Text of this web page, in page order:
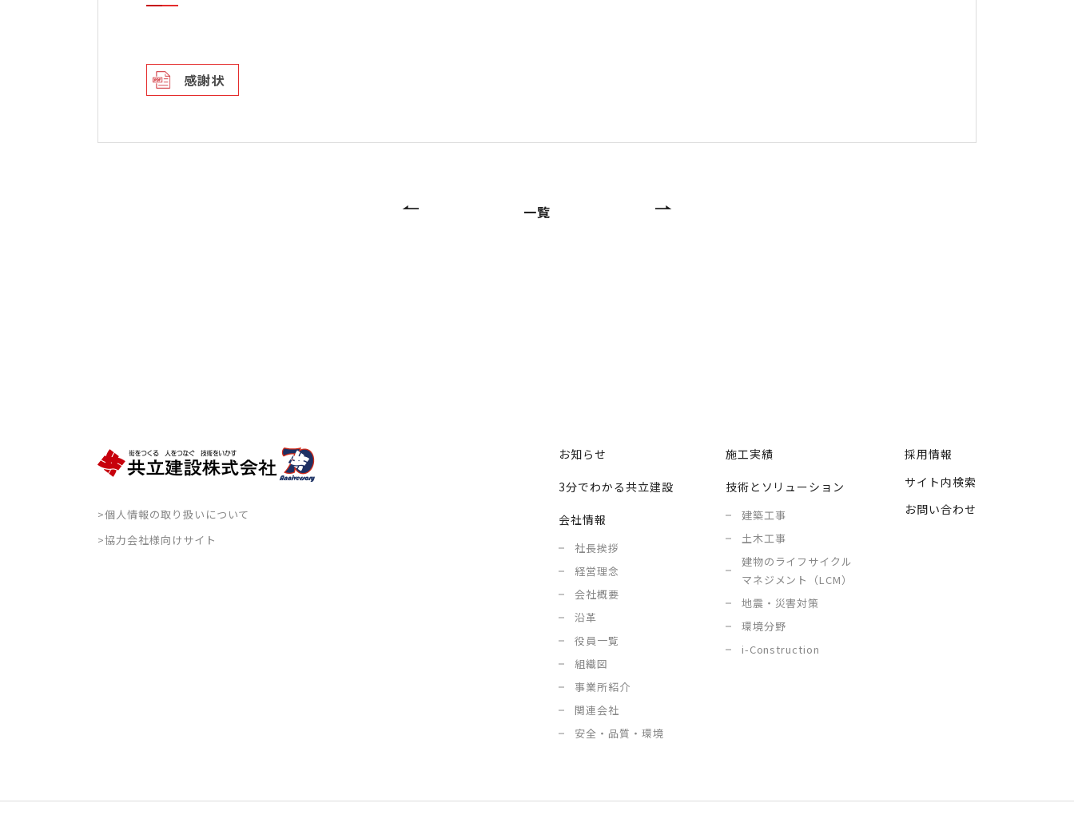
感謝状
一覧
>個人情報の取り扱いについて
>協力会社様向けサイト
お知らせ
3分でわかる共立建設
会社情報
社長挨拶
経営理念
会社概要
沿革
役員一覧
組織図
事業所紹介
関連会社
安全・品質・環境
施工実績
技術とソリューション
建築工事
土木工事
建物のライフサイクル
マネジメント（LCM）
地震・災害対策
環境分野
i-Construction
採用情報
サイト内検索
お問い合わせ